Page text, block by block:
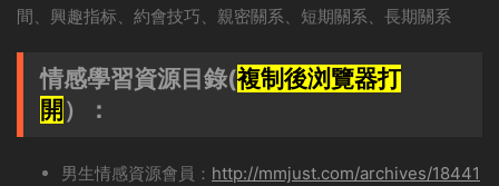
間、興趣指标、約會技巧、親密關系、短期關系、長期關系
情感學習資源目錄(複制後浏覽器打
開 ）：
男生情感資源會員： http://mmjust.com/archives/18441